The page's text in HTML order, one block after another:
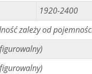
1920-2400
zależy od